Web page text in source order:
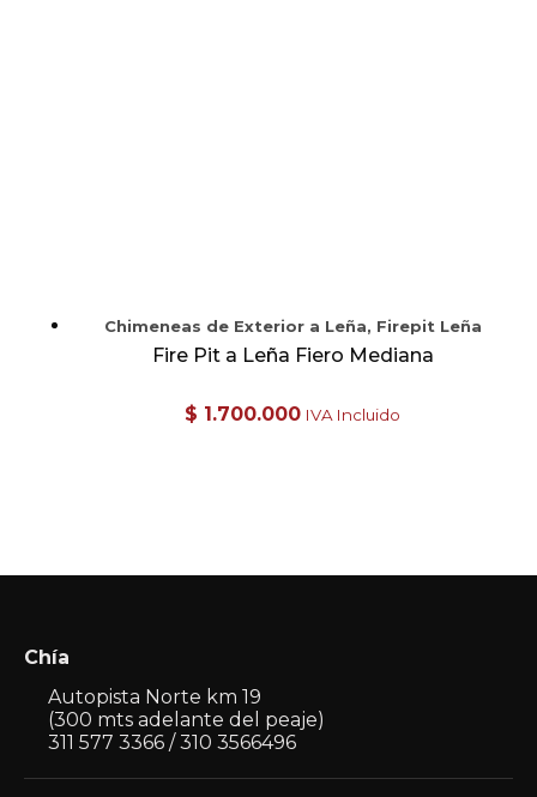
Chimeneas de Exterior a Leña, Firepit Leña
Fire Pit a Leña Fiero Mediana
$ 1.700.000 IVA Incluido
Chía
Autopista Norte km 19
(300 mts adelante del peaje)
311 577 3366 / 310 3566496